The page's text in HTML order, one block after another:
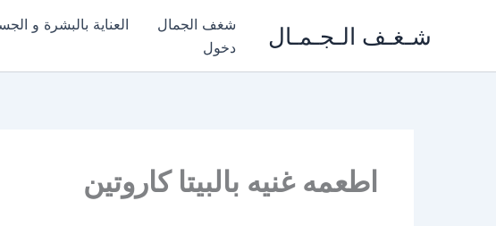
شـغـف الـجـمـال شغف الجمال العناية بالبشرة و
دخول
اطعمه غنيه بالبيتا كاروتين